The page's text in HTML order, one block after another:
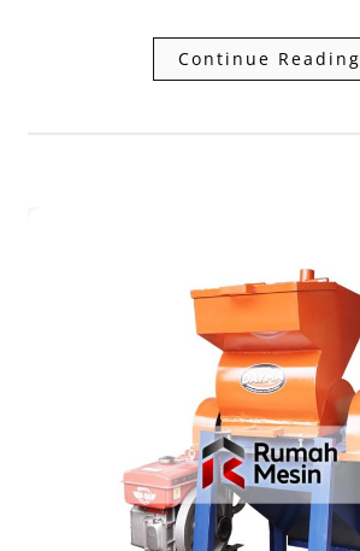
Continue Reading